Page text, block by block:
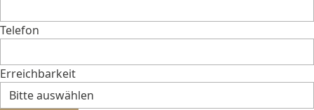
Telefon
Erreichbarkeit